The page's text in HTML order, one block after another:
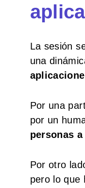
La sesión
una
Por una
por un
personas
Por otro
pero lo que